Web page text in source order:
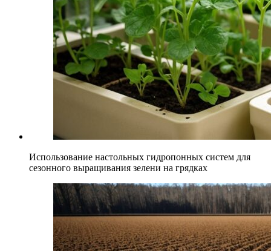
Использование настольных гидропонных систем для
сезонного выращивания зелени на грядках